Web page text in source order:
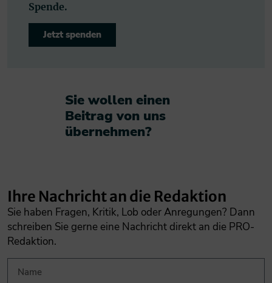
Spende.
Jetzt spenden
Sie wollen einen
Beitrag von uns
übernehmen?​
Ihre Nachricht an die Redaktion
Sie haben Fragen, Kritik, Lob oder Anregungen? Dann
schreiben Sie gerne eine Nachricht direkt an die PRO-
Redaktion.